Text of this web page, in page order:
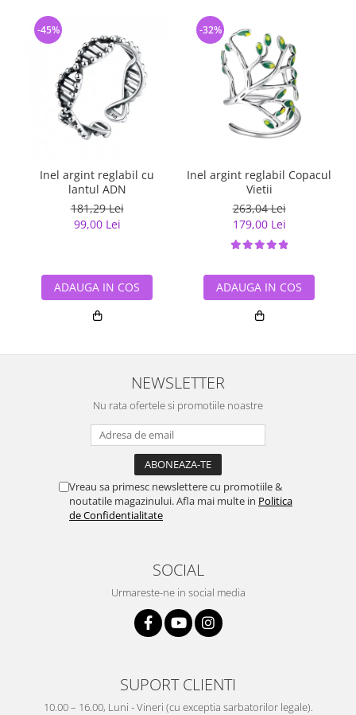
Inel argint reglabil cu
lantul ADN
181,29 Lei
99,00 Lei
-45%
ADAUGA IN COS
Inel argint reglabil Copacul
Vietii
263,04 Lei
179,00 Lei
-32%
ADAUGA IN COS
NEWSLETTER
Nu rata ofertele si promotiile noastre
Vreau sa primesc newslettere cu promotiile &
noutatile magazinului. Afla mai multe in Politica
de Confidentialitate
SOCIAL
Urmareste-ne in social media
SUPORT CLIENTI
10.00 – 16.00, Luni - Vineri (cu exceptia sarbatorilor legale).